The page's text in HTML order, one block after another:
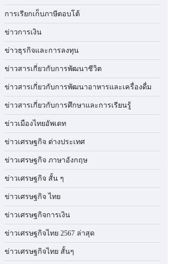
การเรียกเก็บภาษีตอบโต้
ข่าวการเงิน
ข่าวธุรกิจและการลงทุน
ข่าวสารเกี่ยวกับการพัฒนาชีวิต
ข่าวสารเกี่ยวกับการพัฒนาอาหารและเครื่องดื่ม
ข่าวสารเกี่ยวกับการศึกษาและการเรียนรู้
ข่าวเมืองไทยอัพเดท
ข่าวเศรษฐกิจ ต่างประเทศ
ข่าวเศรษฐกิจ ภาษาอังกฤษ
ข่าวเศรษฐกิจ สั้น ๆ
ข่าวเศรษฐกิจ ไทย
ข่าวเศรษฐกิจการเงิน
ข่าวเศรษฐกิจไทย 2567 ล่าสุด
ข่าวเศรษฐกิจไทย สั้นๆ